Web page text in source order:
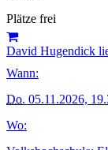
Plätze frei
David Hugendick
Wann:
Do. 05.11.2026,
Wo: